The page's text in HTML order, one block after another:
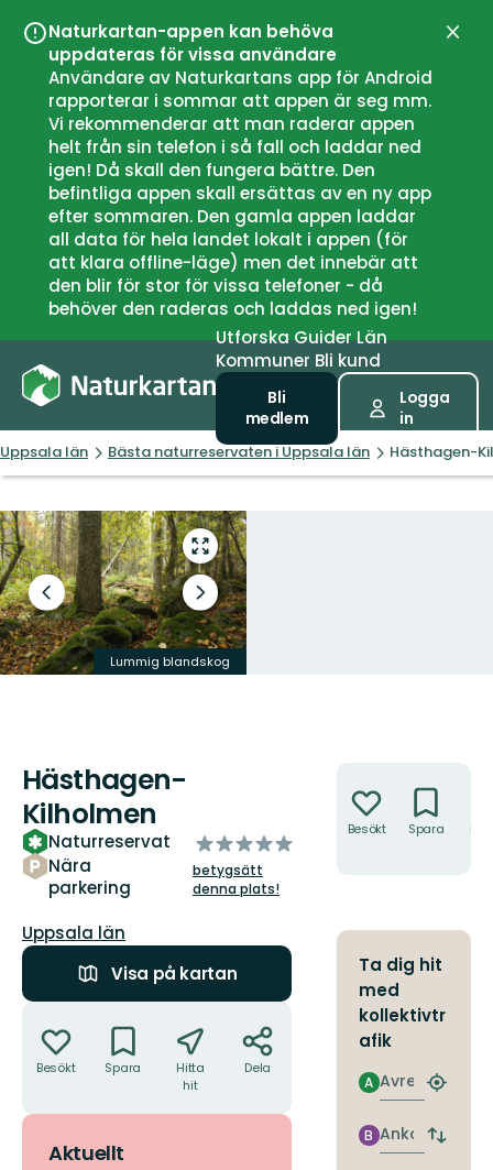
Naturkartan-appen kan behöva
uppdateras för vissa användare
Användare av Naturkartans app för Android
rapporterar i sommar att appen är seg mm.
Vi rekommenderar att man raderar appen
helt från sin telefon i så fall och laddar ned
igen! Då skall den fungera bättre. Den
befintliga appen skall ersättas av en ny app
efter sommaren. Den gamla appen laddar
all data för hela landet lokalt i appen (för
att klara offline-läge) men det innebär att
den blir för stor för vissa telefoner - då
behöver den raderas och laddas ned igen!
UtforskaGuiderLän
Kommuner Bli kund
Bli
medlem
Logga
in
Uppsala län Bästa naturreservaten i Uppsala län Hästhagen-
Gå
till
helskärmsläge
Föregående
bild
Nästa
bildspel
Lummig blandskog
Hästhagen-
Kilholmen
Naturreservat
Nära
parkering
av
5
stjärnor
betygsätt
denna plats!
Län:
Uppsala län
Visa på kartan
Besökt Spara
Hitta
hit
Dela
Aktuellt
Besökt Spara
Ta dig hit
med
kollektivtr
afik
Avresa
A
Hitta
Ankomst
B
Byt